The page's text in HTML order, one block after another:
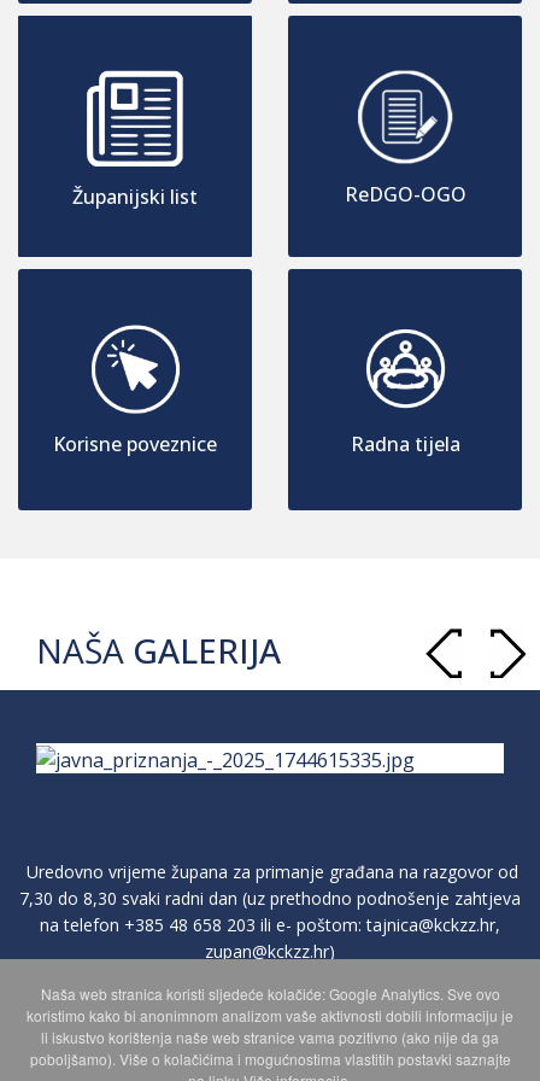
Županijski list
Korisne poveznice
ReDGO-OGO
Radna tijela
NAŠA GALERIJA
Uredovno vrijeme župana za primanje građana na razgovor od
7,30 do 8,30 svaki radni dan (uz prethodno podnošenje zahtjeva
na telefon +385 48 658 203 ili e- poštom:tajnica@kckzz.hr,
zupan@kckzz.hr)
POLITIKA ZAŠTITE PRIVATNOSTI OSOBNIH PODATAKA
Naša web stranica koristi sljedeće kolačiće: Google Analytics. Sve ovo
koristimo kako bi anonimnom analizom vaše aktivnosti dobili informaciju je
li iskustvo korištenja naše web stranice vama pozitivno (ako nije da ga
poboljšamo). Više o kolačićima i mogućnostima vlastitih postavki saznajte